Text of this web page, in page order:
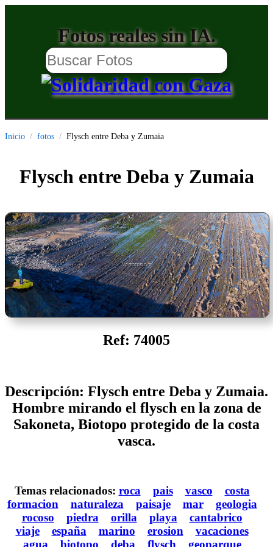
Fotos reales sin IA.
Inicio fotos Flysch entre Deba y Zumaia
Flysch entre Deba y Zumaia
Ref: 74005
Descripción: Flysch entre Deba y Zumaia.
Hombre mirando el flysch en la zona de
Sakoneta, Biotopo protegido de la costa
vasca.
Temas relacionados: roca pais vasco
costa
formacion
naturaleza paisaje mar
geologia
rocoso
piedra orilla playa
cantabrico
viaje
españa marino erosion
vacaciones
agua
biotopo deba flysch geoparque